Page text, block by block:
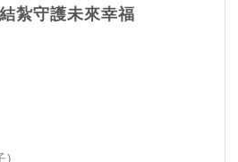
紮守護未來幸福
)